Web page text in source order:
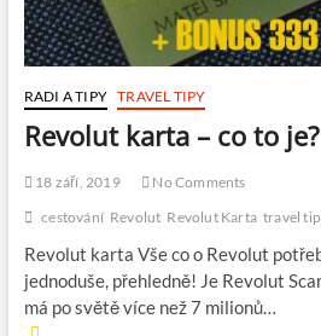
RADI A TIPY TRAVEL TIPY
Revolut karta – co to je?
18 září, 2019
No Comments
cestování Revolut Revolut Karta travel
Revolut karta Vše co o Revolut
jednoduše, přehledně! Je Revolut
má po světě více než 7 milionů…
R